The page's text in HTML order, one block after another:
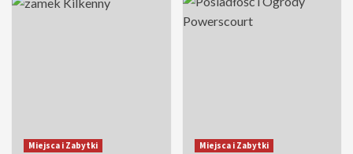
Miejsca i Zabytki Miejsca i Zabytki